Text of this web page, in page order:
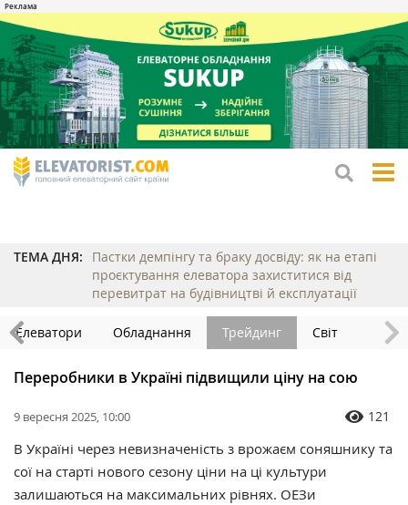
ТЕМА ДНЯ:
Пастки демпінгу та браку досвіду: як на етапі
проєктування елеватора захиститися від
перевитрат на будівництві й експлуатації
Елеватори Обладнання Трейдинг Світ
Переробники в Україні підвищили ціну на сою
9 вересня 2025, 10:00 121
В Україні через невизначеність з врожаєм соняшнику та
сої на старті нового сезону ціни на ці культури
залишаються на максимальних рівнях. ОЕЗи